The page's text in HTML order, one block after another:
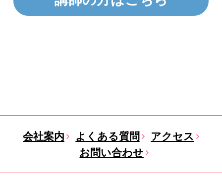
会社案内 よくある質問
アクセス
お問い合わせ